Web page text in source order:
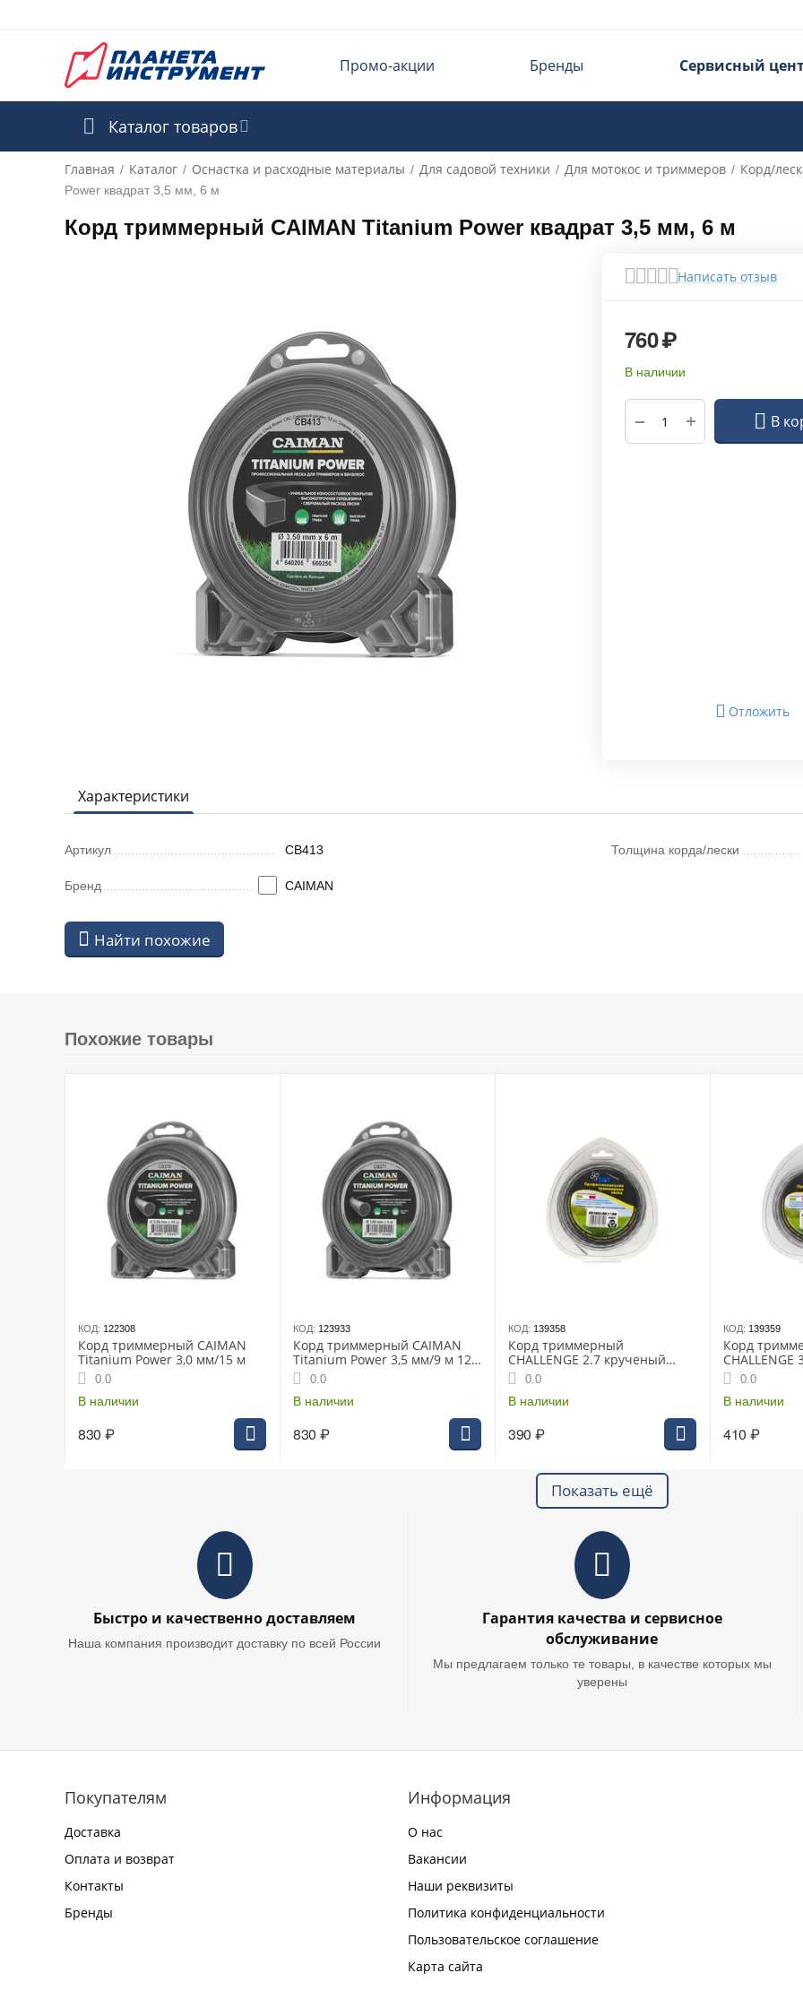
Промо-акции Бренды Сервисный
Каталог товаров
Главная / Каталог / Оснастка и расходные материалы / Для садовой техники / Для мотокос и триммеров / Корд/
Power квадрат 3,5 мм, 6 м
Корд триммерный CAIMAN Titanium Power квадрат 3,5 мм, 6 м
Написать отзыв
760₽
В наличии
+
− В
Отложить
Характеристики
Артикул CB413
Бренд CAIMAN
Толщина корда/лески
Найти похожие
Похожие товары
КОД: 122308
Корд триммерный CAIMAN
Titanium Power 3,0 мм/15 м
0.0
В наличии
830 ₽
КОД: 123933
Корд триммерный CAIMAN
Titanium Power 3,5 мм/9 м 120
шт./кор.
0.0
В наличии
830 ₽
КОД: 139358
Корд триммерный
CHALLENGE 2.7 крученый
эллипс 10м
0.0
В наличии
390 ₽
КОД: 139359
Корд
эллипс 10м
0.0
В наличии
410 ₽
Показать ещё
Быстро и качественно доставляем
Наша компания производит доставку по всей России
Гарантия качества и сервисное
обслуживание
Мы предлагаем только те товары, в качестве которых мы
уверены
Покупателям
Доставка
Оплата и возврат
Контакты
Бренды
Информация
О нас
Вакансии
Наши реквизиты
Политика конфиденциальности
Пользовательское соглашение
Карта сайта